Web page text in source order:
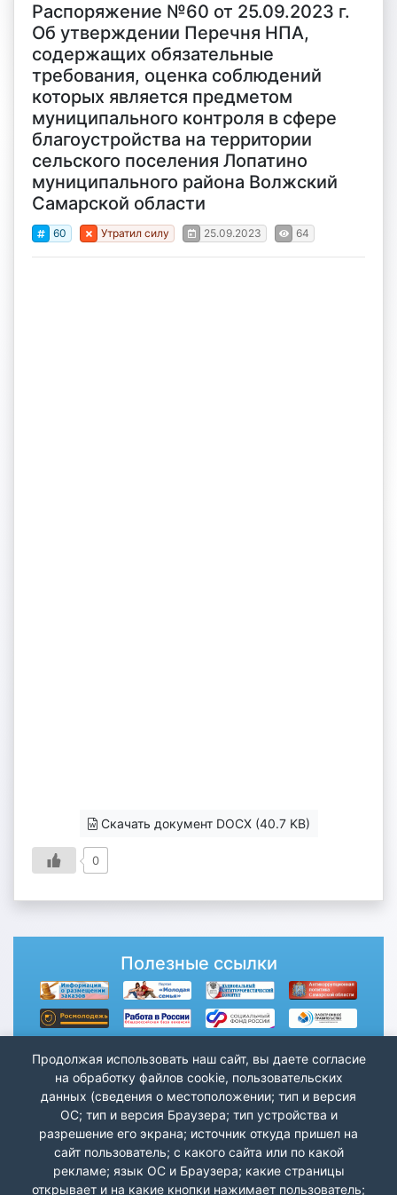
Распоряжение №60 от 25.09.2023 г.
Об утверждении Перечня НПА,
содержащих обязательные
требования, оценка соблюдений
которых является предметом
муниципального контроля в сфере
благоустройства на территории
сельского поселения Лопатино
муниципального района Волжский
Самарской области
60 Утратил силу 25.09.2023 64
Скачать документ DOCX (40.7 KB)
0
Полезные ссылки
Продолжая использовать наш сайт, вы даете согласие
на обработку файлов cookie, пользовательских
данных (сведения о местоположении; тип и версия
ОС; тип и версия Браузера; тип устройства и
разрешение его экрана; источник откуда пришел на
сайт пользователь; с какого сайта или по какой
рекламе; язык ОС и Браузера; какие страницы
открывает и на какие кнопки нажимает пользователь;